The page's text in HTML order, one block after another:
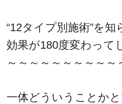
“12タイプ別施術”を
効果が180度変わって
～～～～～～～～～～
一体どういうことかと